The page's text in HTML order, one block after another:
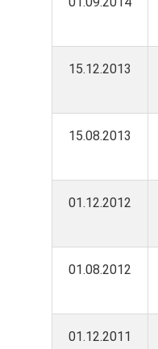
15.12.2013
15.08.2013
01.12.2012
01.08.2012
01.12.2011